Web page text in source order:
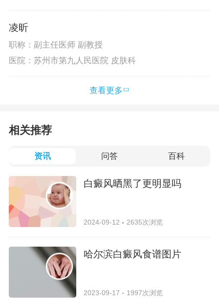
凌昕
职称：副主任医师 副教授
医院：苏州市第九人民医院 皮肤科
查看更多
相关推荐
资讯 问答 百科
白癜风晒黑了更明显吗
2024-09-12 2635次浏览
哈尔滨白癜风食谱图片
2023-09-17 1997次浏览